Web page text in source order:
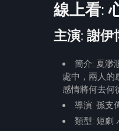
線上看:
主演: 謝
簡介: 夏渺
處中，兩人的
感情將何去何
導演: 孫支
類型: 短劇